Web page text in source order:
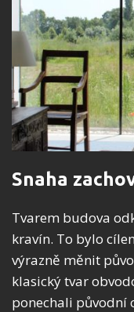
Snaha
Tvarem budova
kravín. To bylo
výrazně měnit
klasický tvar
ponechali původní